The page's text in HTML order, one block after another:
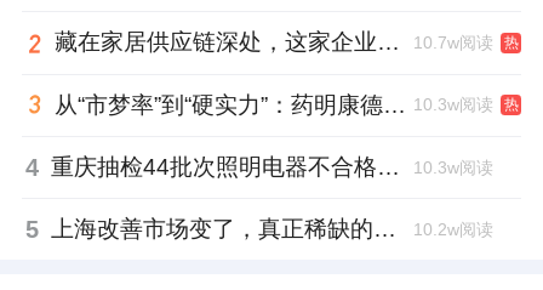
藏在家居供应链深处，这家企业正在悄悄转型 10.7w阅读 热
从“市梦率”到“硬实力”：药明康德如何用业绩填平2021年估值鸿沟？ 10.3w阅读 热
4 重庆抽检44批次照明电器不合格，木林森全资子公司被点名 10.3w阅读
5 上海改善市场变了，真正稀缺的是这类社区 10.2w阅读